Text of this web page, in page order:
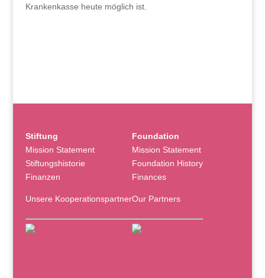
Krankenkasse heute möglich ist.
Stiftung
Mission Statement
Stiftungshistorie
Finanzen
Unsere Kooperationspartner
Foundation
Mission Statement
Foundation History
Finances
Our Partners